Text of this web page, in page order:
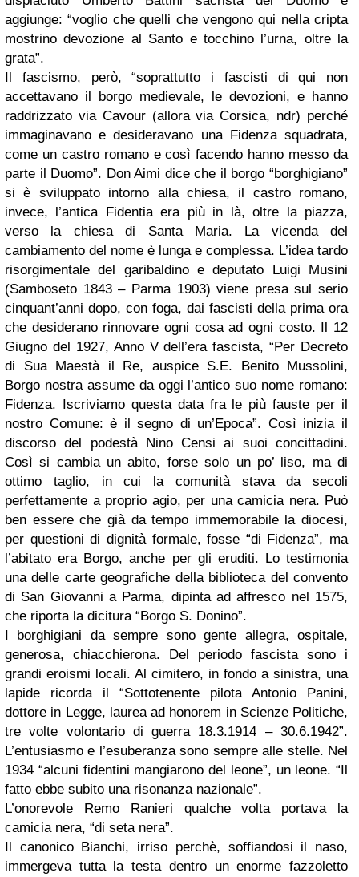
aggiunge: “voglio che quelli che vengono qui nella cripta
mostrino devozione al Santo e tocchino l’urna, oltre la
grata”.
Il fascismo, però, “soprattutto i fascisti di qui non
accettavano il borgo medievale, le devozioni, e hanno
raddrizzato via Cavour (allora via Corsica, ndr) perché
immaginavano e desideravano una Fidenza squadrata,
come un castro romano e così facendo hanno messo da
parte il Duomo”. Don Aimi dice che il borgo “borghigiano”
si è sviluppato intorno alla chiesa, il castro romano,
invece, l’antica Fidentia era più in là, oltre la piazza,
verso la chiesa di Santa Maria. La vicenda del
cambiamento del nome è lunga e complessa. L’idea tardo
risorgimentale del garibaldino e deputato Luigi Musini
(Samboseto 1843 – Parma 1903) viene presa sul serio
cinquant’anni dopo, con foga, dai fascisti della prima ora
che desiderano rinnovare ogni cosa ad ogni costo. Il 12
Giugno del 1927, Anno V dell’era fascista, “Per Decreto
di Sua Maestà il Re, auspice S.E. Benito Mussolini,
Borgo nostra assume da oggi l’antico suo nome romano:
Fidenza. Iscriviamo questa data fra le più fauste per il
nostro Comune: è il segno di un’Epoca”. Così inizia il
discorso del podestà Nino Censi ai suoi concittadini.
Così si cambia un abito, forse solo un po’ liso, ma di
ottimo taglio, in cui la comunità stava da secoli
perfettamente a proprio agio, per una camicia nera. Può
ben essere che già da tempo immemorabile la diocesi,
per questioni di dignità formale, fosse “di Fidenza”, ma
l’abitato era Borgo, anche per gli eruditi. Lo testimonia
una delle carte geografiche della biblioteca del convento
di San Giovanni a Parma, dipinta ad affresco nel 1575,
che riporta la dicitura “Borgo S. Donino”.
I borghigiani da sempre sono gente allegra, ospitale,
generosa, chiacchierona. Del periodo fascista sono i
grandi eroismi locali. Al cimitero, in fondo a sinistra, una
lapide ricorda il “Sottotenente pilota Antonio Panini,
dottore in Legge, laurea ad honorem in Scienze Politiche,
tre volte volontario di guerra 18.3.1914 – 30.6.1942”.
L’entusiasmo e l’esuberanza sono sempre alle stelle. Nel
1934 “alcuni fidentini mangiarono del leone”, un leone. “Il
fatto ebbe subito una risonanza nazionale”.
L’onorevole Remo Ranieri qualche volta portava la
camicia nera, “di seta nera”.
Il canonico Bianchi, irriso perchè, soffiandosi il naso,
immergeva tutta la testa dentro un enorme fazzoletto